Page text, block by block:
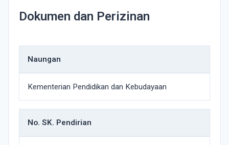
Dokumen dan Perizinan
Naungan
Kementerian Pendidikan dan Kebudayaan
No. SK. Pendirian